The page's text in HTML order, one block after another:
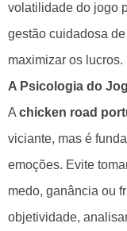
volatilidade do jogo
gestão cuidadosa
maximizar os lucros.
A Psicologia do
Achicken road
viciante, mas é
emoções. Evite
medo, ganância ou
objetividade,